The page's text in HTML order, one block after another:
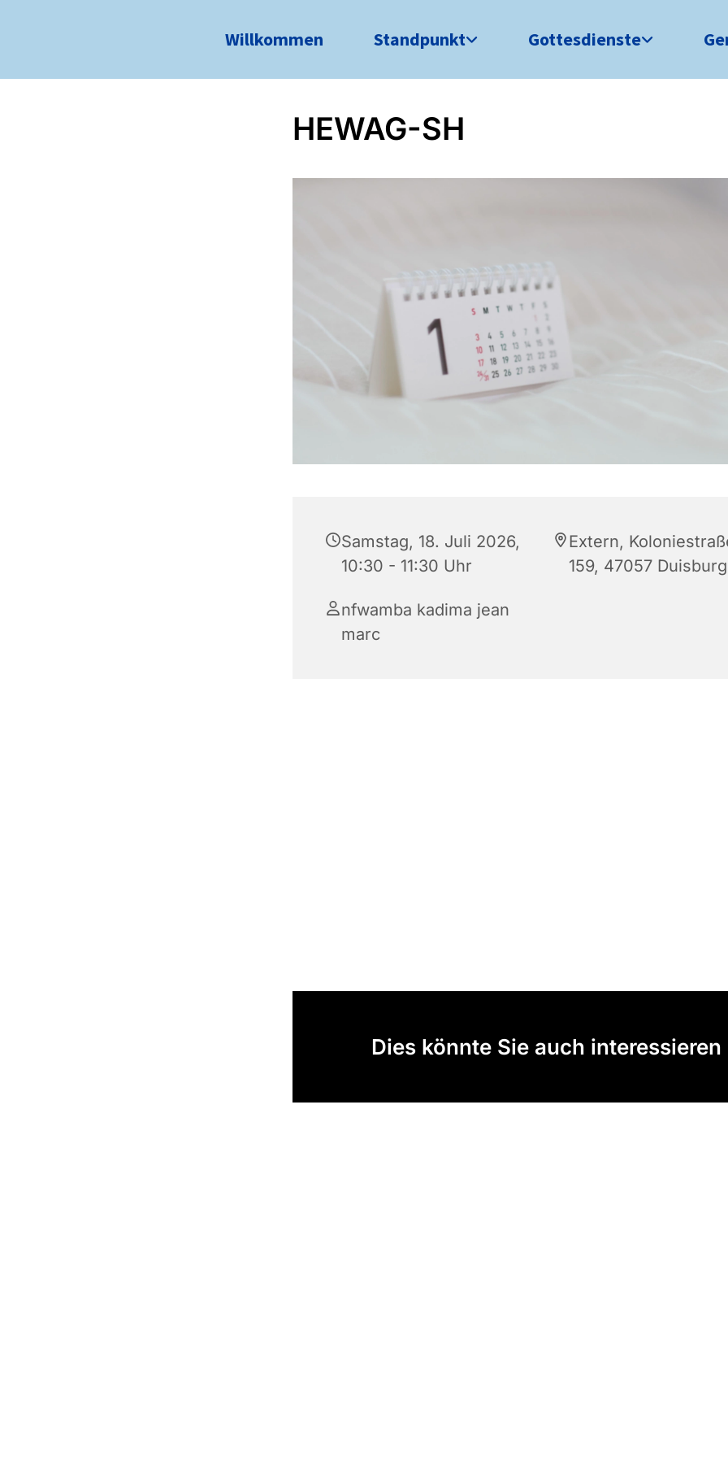
Willkommen Standpunkt Gottesdienste
HEWAG-SH
Samstag, 18. Juli 2026,
10:30 - 11:30 Uhr
Extern,
159, 47057 Duisburg
nfwamba kadima jean
marc
Dies könnte Sie auch interessieren